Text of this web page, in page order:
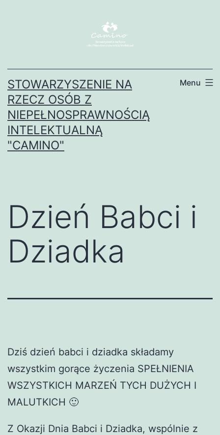
STOWARZYSZENIE NA
RZECZ OSÓB Z
NIEPEŁNOSPRAWNOŚCIĄ
INTELEKTUALNĄ
"CAMINO"
Menu
Dzień Babci i
Dziadka
Dziś dzień babci i dziadka składamy
wszystkim gorące życzenia SPEŁNIENIA
WSZYSTKICH MARZEŃ TYCH DUŻYCH I
MALUTKICH 🙂
Z Okazji Dnia Babci i Dziadka, wspólnie z